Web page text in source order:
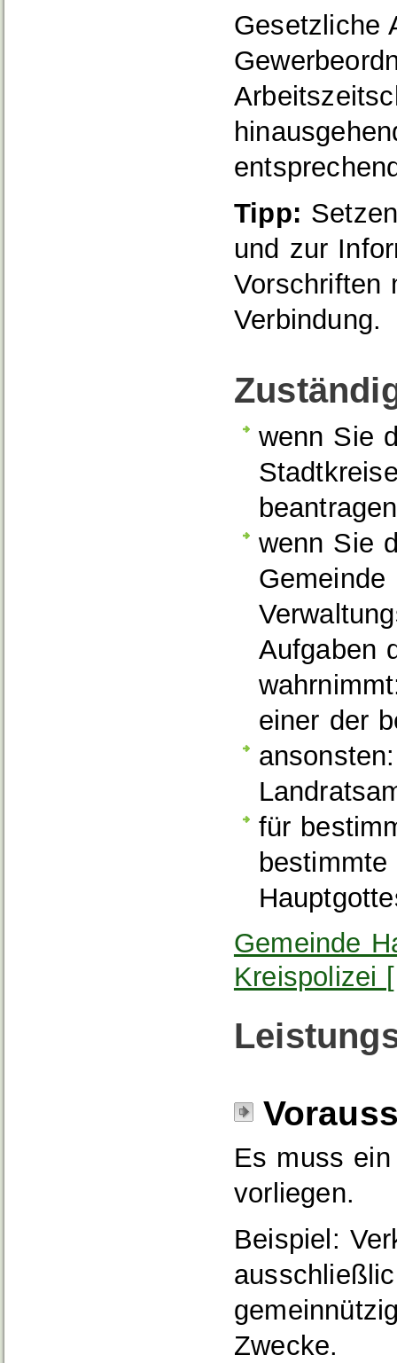
Gesetzliche
Tipp:
und zur
Vorschriften
Verbindung.
wenn Sie
wenn Sie
Aufgaben
einer der
für
Gemeinde
Kreispolizei
Es muss
vorliegen.
Beispiel:
Zwecke.